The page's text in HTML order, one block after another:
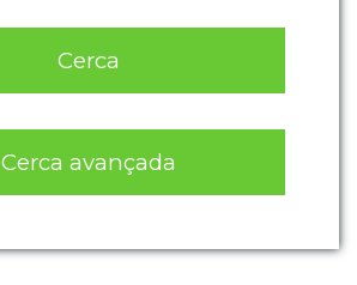
Cerca
Cerca avançada